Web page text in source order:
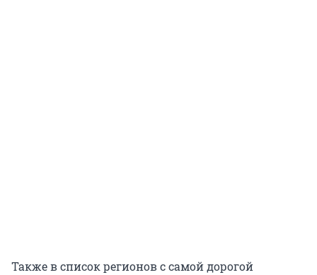
Также в список регионов с самой дорогой